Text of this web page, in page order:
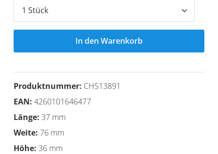
In den Warenkorb
Produktnummer: CHS13891
EAN: 4260101646477
Länge: 37 mm
Weite: 76 mm
Höhe: 36 mm